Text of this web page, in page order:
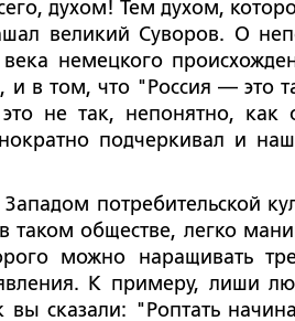
духом! Тем духом,
великий Суворов. О
немецкого
в том, что "Россия — это
не так, непонятно, как
подчеркивал и
потребительской
обществе, легко
можно наращивать
К примеру, лиши
вы сказали: "Роптать